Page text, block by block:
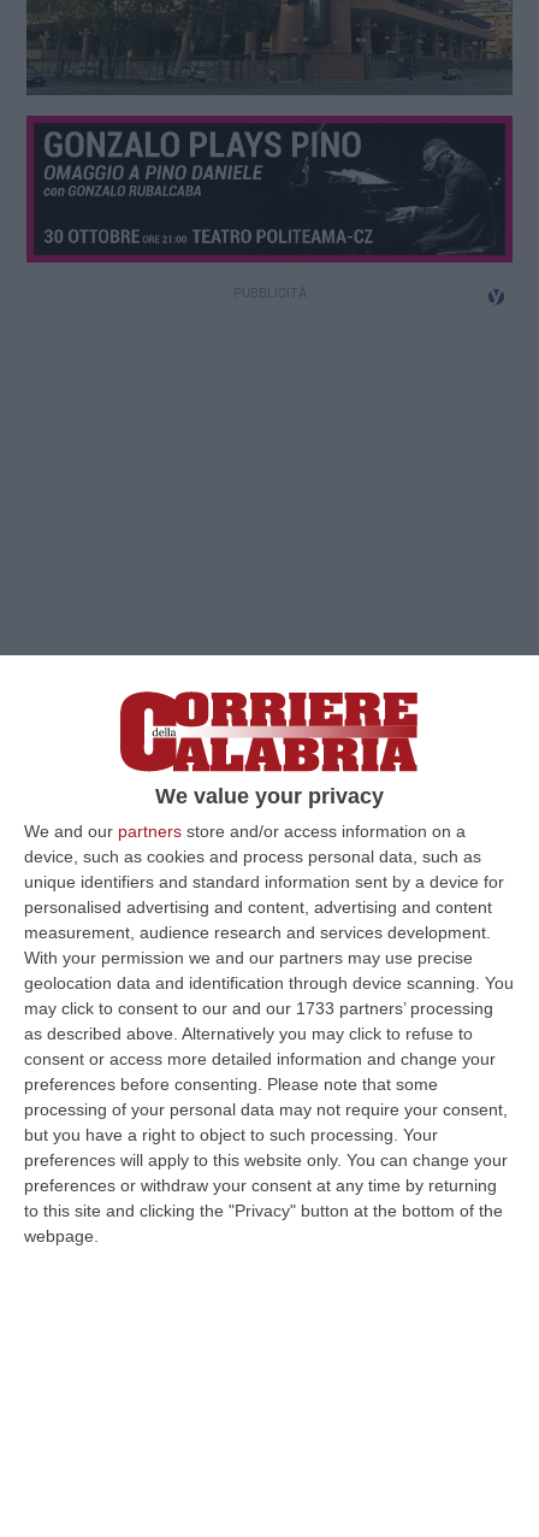
We value your privacy
We and our partners store and/or access information on a
device, such as cookies and process personal data, such as
unique identifiers and standard information sent by a device for
personalised advertising and content, advertising and content
measurement, audience research and services development.
With your permission we and our partners may use precise
geolocation data and identification through device scanning. You
may click to consent to our and our 1733 partners’ processing
as described above. Alternatively you may click to refuse to
consent or access more detailed information and change your
preferences before consenting.
Please note that some
processing of your personal data may not require your consent,
but you have a right to object to such processing. Your
preferences will apply to this website only. You can change your
preferences or withdraw your consent at any time by returning
to this site and clicking the "Privacy" button at the bottom of the
webpage.
Clicca e segui “Corriere della Calabria” su Google News
La minaccia «come finisci il locale te lo
‘svampo’», intercettata il primo febbraio 2016,
per la seconda sezione penale della Corte
d’appello di Torino «non era riferita
all’affidamento dei lavori di ristrutturazione
del ristorante ‘La Grotta azzurra’ allo studio
di architettura […] e agli artigiani da
quest’ultimo scelti, ma esclusivamente a un
artigiano inviso a Marco Di Donato per
essersi rifiutato di votare per Nicola Prettico
alle elezioni comunali» di Aosta del 2015.